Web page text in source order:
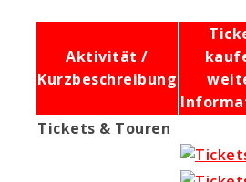
Aktivität /
Kurzbeschreibung
Tickets & Touren